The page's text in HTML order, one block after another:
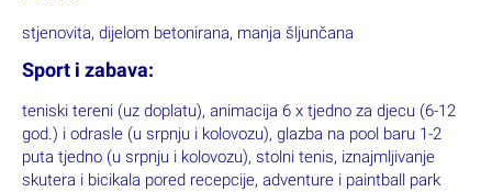
– u apartmanima noćenje
Plaža:
stjenovita, dijelom betonirana, manja šljunčana
Sport i zabava:
teniski tereni (uz doplatu), animacija 6 x tjedno za djecu (6-12